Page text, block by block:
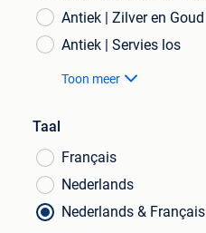
Antiek | Zilver en Goud
Antiek | Servies los
Toon meer
Taal
Français
Nederlands
Nederlands & Français